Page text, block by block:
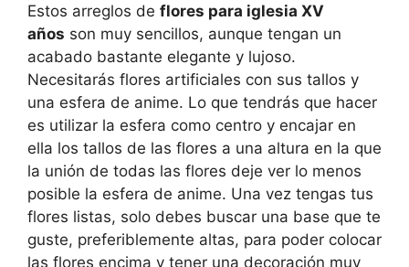
Estos arreglos de flores para iglesia XV
años son muy sencillos, aunque tengan un
acabado bastante elegante y lujoso.
Necesitarás flores artificiales con sus tallos y
una esfera de anime. Lo que tendrás que hacer
es utilizar la esfera como centro y encajar en
ella los tallos de las flores a una altura en la que
la unión de todas las flores deje ver lo menos
posible la esfera de anime. Una vez tengas tus
flores listas, solo debes buscar una base que te
guste, preferiblemente altas, para poder colocar
las flores encima y tener una decoración muy